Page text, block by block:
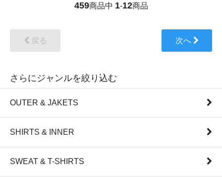
459商品中 1-12商品
戻る 次へ
さらにジャンルを絞り込む
OUTER & JAKETS
SHIRTS & INNER
SWEAT & T-SHIRTS